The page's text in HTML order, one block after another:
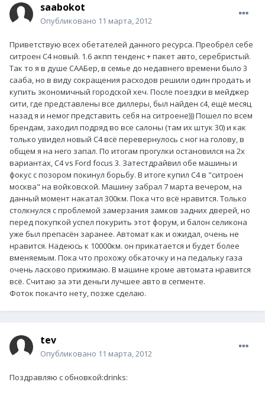
saabokot
Опубликовано 11 марта, 2012
Приветствую всех обетателей данного ресурса. Преобрёл себе
ситроен С4 новый. 1.6 акпп тенденс + пакет авто, серебристый.
Так то я в душе СААБер, в семье до недавнего времени было 3
сааба, но в виду сокращения расходов решили один продать и
купить экономичный городской хеч. После поездки в мейджер
сити, где представлены все диллеры, был найден с4, ещё месяц
назад я и немог представить себя на ситроене))) Пошел по всем
брендам, заходил подряд во все салоны (там их штук 30) и как
только увидел новый С4 всё перевернулось с ног на голову, в
общем я на него запал. По итогам прогулки остановился на 2х
вариантах, С4 vs Ford focus 3. Затестдрайвил обе машины и
фокус с позором покинул борьбу. В итоге купил С4 в "ситроен
москва" на войковской. Машину забрал 7 марта вечером, на
данный момент накатал 300км. Пока что всё нравится. Только
столкнулся с проблемой замерзания замков задних дверей, но
перед покупкой успел покурить этот форум, и балон селикона
уже был препасён заранее. Автомат как и ожидал, очень не
нравится. Надеюсь к 10000км. он прикатается и будет более
вменяемым. Пока что прохожу обкаточку и на педальку газа
очень ласково прижимаю. В машине кроме автомата нравится
всё. Считаю за эти деньги лучшее авто в сегменте.
Фоток покачто нету, позже сделаю.
tev
Опубликовано 11 марта, 2012
Поздравляю с обновкой:drinks: